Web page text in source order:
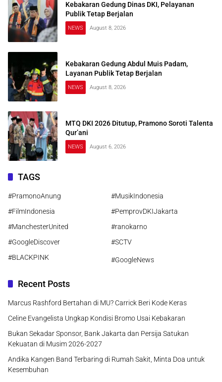
Kebakaran Gedung Dinas DKI, Pelayanan
Publik Tetap Berjalan
NEWS August 8, 2026
Kebakaran Gedung Abdul Muis Padam,
Layanan Publik Tetap Berjalan
NEWS August 8, 2026
MTQ DKI 2026 Ditutup, Pramono Soroti Talenta
Qur’ani
NEWS August 6, 2026
TAGS
#PramonoAnung
#MusikIndonesia
#FilmIndonesia
#PemprovDKIJakarta
#ManchesterUnited
#ranokarno
#GoogleDiscover
#SCTV
#BLACKPINK
#GoogleNews
Recent Posts
Marcus Rashford Bertahan di MU? Carrick Beri Kode Keras
Celine Evangelista Ungkap Kondisi Bromo Usai Kebakaran
Bukan Sekadar Sponsor, Bank Jakarta dan Persija Satukan
Kekuatan di Musim 2026-2027
Andika Kangen Band Terbaring di Rumah Sakit, Minta Doa untuk
Kesembuhan